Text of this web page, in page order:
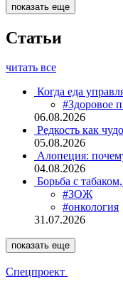
показать еще
Статьи
читать все
Когда еда
#Здоровое
06.08.2026
Редкость как
05.08.2026
Алопеция:
04.08.2026
Борьба с
#ЗОЖ
#онкология
31.07.2026
показать еще
Спецпроект